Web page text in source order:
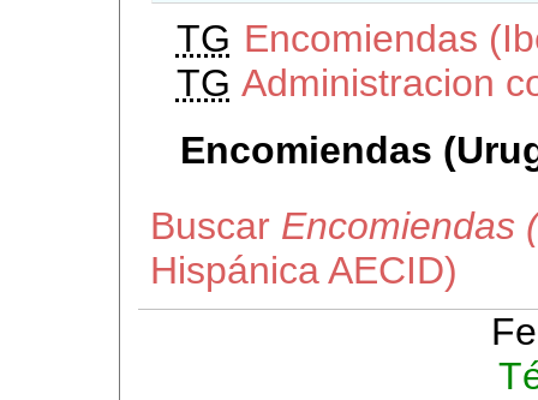
TG Encomiendas
TG Administracion
Encomiendas
Buscar Encomiendas
Hispánica AECID)